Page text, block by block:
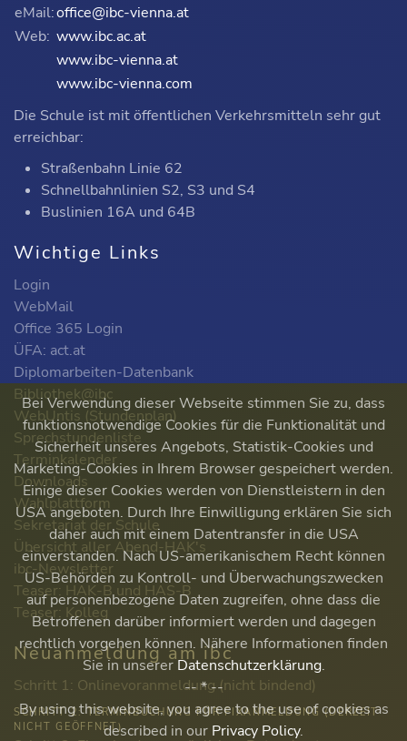
eMail:office@ibc-vienna.at
Web: www.ibc.ac.at
www.ibc-vienna.at
www.ibc-vienna.com
Die Schule ist mit öffentlichen Verkehrsmitteln sehr gut
erreichbar:
Straßenbahn Linie 62
Schnellbahnlinien S2, S3 und S4
Buslinien 16A und 64B
Wichtige Links
Login
WebMail
Office 365 Login
ÜFA: act.at
Diplomarbeiten-Datenbank
Bibliothek@ibc
WebUntis (Stundenplan)
Sprechstundenliste
Terminkalender
Downloads
Wahlplattform
Sekretariat der Schule
Übersicht aller Abend-HAK's
ibc-Newsletter
Teaser: HAK-B und HAS-B
Teaser: Kolleg
Neuanmeldung am ibc
Schritt 1: Onlinevoranmeldung (nicht bindend)
SCHRITT 2: TERMINBUCHUNG FÜR FIXANMELDUNG (DERZEIT
NICHT GEÖFFNET)
Bei Verwendung dieser Webseite stimmen Sie zu, dass
funktionsnotwendige Cookies für die Funktionalität und
Sicherheit unseres Angebots, Statistik-Cookies und
Marketing-Cookies in Ihrem Browser gespeichert werden.
Einige dieser Cookies werden von Dienstleistern in den
USA angeboten. Durch Ihre Einwilligung erklären Sie sich
daher auch mit einem Datentransfer in die USA
einverstanden. Nach US-amerikanischem Recht können
US-Behörden zu Kontroll- und Überwachungszwecken
auf personenbezogene Daten zugreifen, ohne dass die
Betroffenen darüber informiert werden und dagegen
rechtlich vorgehen können. Nähere Informationen finden
Sie in unsererDatenschutzerklärung.
-- * --
By using this website, you agree to the use of cookies as
described in our Privacy Policy.